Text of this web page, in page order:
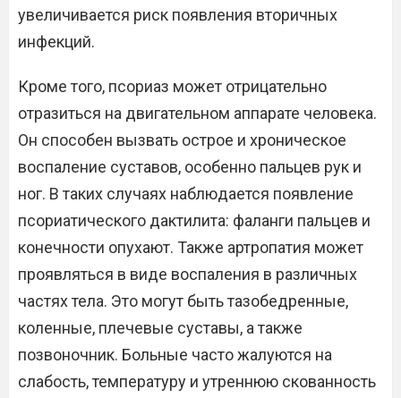
увеличивается риск появления вторичных
инфекций.
Кроме того, псориаз может отрицательно
отразиться на двигательном аппарате человека.
Он способен вызвать острое и хроническое
воспаление суставов, особенно пальцев рук и
ног. В таких случаях наблюдается появление
псориатического дактилита: фаланги пальцев и
конечности опухают. Также артропатия может
проявляться в виде воспаления в различных
частях тела. Это могут быть тазобедренные,
коленные, плечевые суставы, а также
позвоночник. Больные часто жалуются на
слабость, температуру и утреннюю скованность